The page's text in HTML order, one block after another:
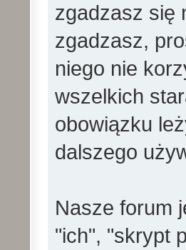
zgadzasz się
zgadzasz,
niego nie
wszelkich
obowiązku
dalszego
Nasze forum
"ich", "skrypt